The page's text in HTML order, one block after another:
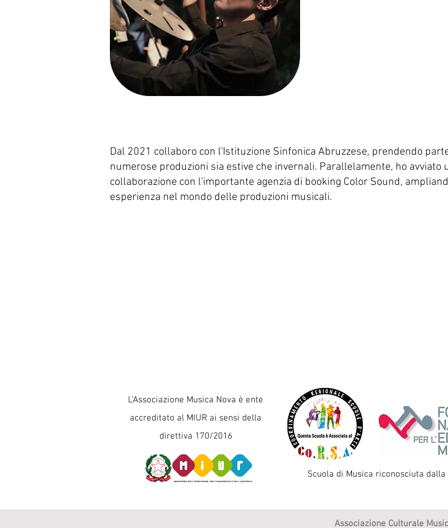
Dal 2021 collaboro con l'Istituzione Sinfonica Abruzzese, prendendo
numerose produzioni sia estive che invernali. Parallelamente, ho avviato
collaborazione con l'importante agenzia di booking Color Sound,
esperienza nel mondo delle produzioni musicali.
L'Associazione Musica Nova è ente
accreditato al MIUR ai sensi della
direttiva 170/2016
Scuola di Musica riconosciuta dalla
Associazione Culturale